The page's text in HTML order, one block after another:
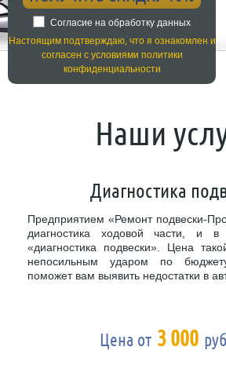
Согласие на обработку данных
Настоящим подтверждаю, что я ознакомлен и
согласен с условиями политики
конфиденциальности
Наши
Диагностика
Предприятием «Ремонт подвески-
диагностика ходовой части, и в
«диагностика подвески». Цена
непосильным ударом по
поможет вам выявить недостатки в
Цена от 3 000